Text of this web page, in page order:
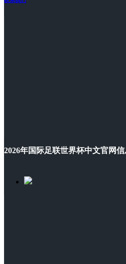
2026年国际足联世界杯中文官网信